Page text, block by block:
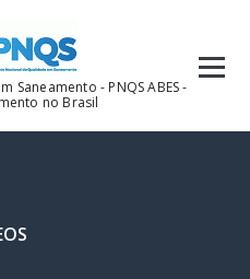
Saneamento - PNQS ABES -
no Brasil